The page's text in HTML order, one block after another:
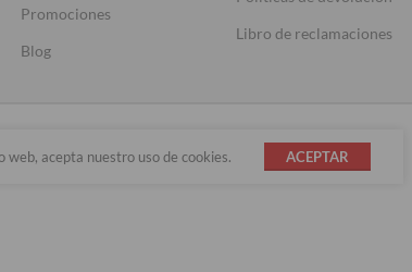
Promociones
Blog
Libro de reclamaciones
acepta nuestro uso de cookies. ACEPTAR